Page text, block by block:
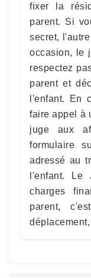
fixer la
parent. Si
secret,
occasion, le
respectez
parent et
l'enfant. En
faire appel à
juge aux
formulaire
adressé au
l'enfant. Le
charges
parent,